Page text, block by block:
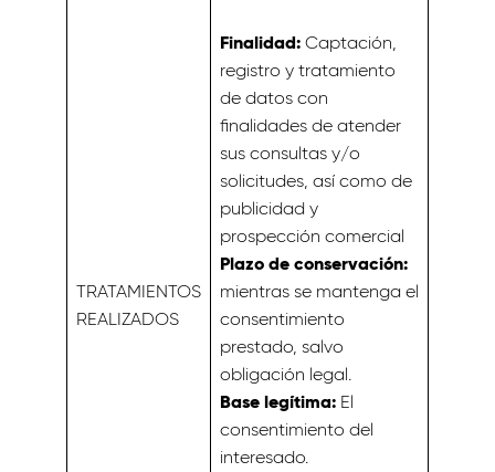
TRATAMIENTOS
REALIZADOS
Finalidad: Captación,
registro y tratamiento
de datos con
finalidades de atender
sus consultas y/o
solicitudes, así como de
publicidad y
prospección comercial
Plazo de conservación:
mientras se mantenga el
consentimiento
prestado, salvo
obligación legal.
Base legítima: El
consentimiento del
interesado.